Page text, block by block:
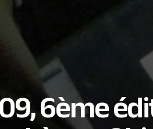
6ème